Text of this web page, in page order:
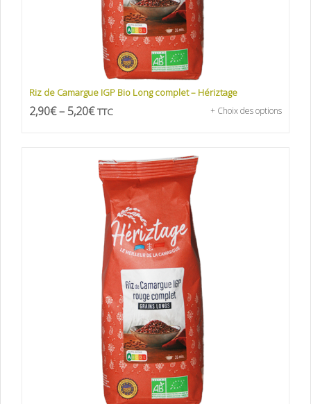
Riz de Camargue IGP Bio Long complet – Hériztage
2,90€– 5,20€ TTC + Choix des options